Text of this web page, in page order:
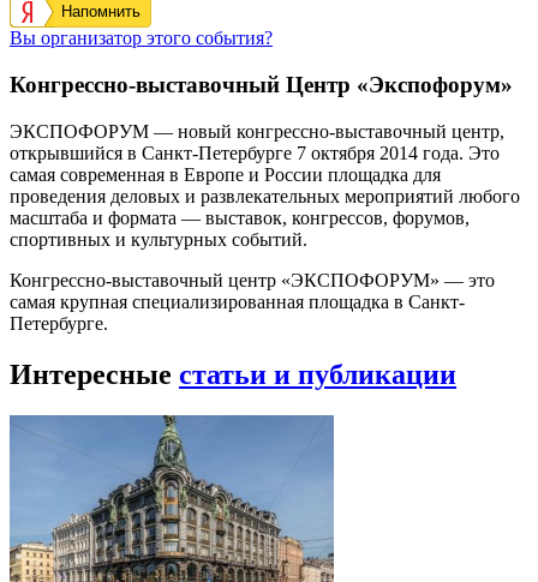
Напомнить
Вы организатор этого события?
Конгрессно-выставочный Центр «Экспофорум»
ЭКСПОФОРУМ — новый конгрессно-выставочный центр,
открывшийся в Санкт-Петербурге 7 октября 2014 года. Это
самая современная в Европе и России площадка для
проведения деловых и развлекательных мероприятий любого
масштаба и формата — выставок, конгрессов, форумов,
спортивных и культурных событий.
Конгрессно-выставочный центр «ЭКСПОФОРУМ» — это
самая крупная специализированная площадка в Санкт-
Петербурге.
Интересные статьи и публикации